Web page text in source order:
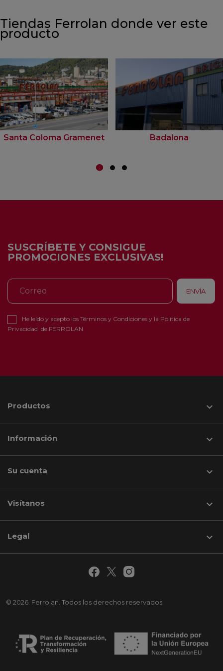
Tiendas Ferrolan donde ver este
producto
Santa Coloma Gramenet Badalona
SUSCRÍBETE Y CONSIGUE
PROMOCIONES EXCLUSIVAS!
He leído y acepto los Términos y Condiciones y la Política de
Privacidad de FERROLAN
Productos 
Información 
Su cuenta 
Visítanos keyboard_arrow_down
© 2026. Ferrolan. Todos los derechos reservados.
Legal 